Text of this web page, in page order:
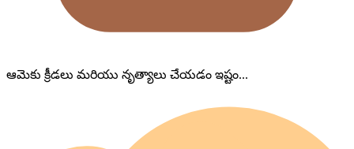
ఆమెకు క్రీడలు మరియు నృత్యాలు చేయడం ఇష్టం...